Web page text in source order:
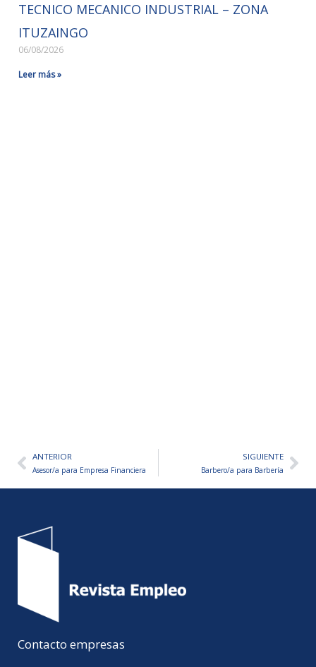
TECNICO MECANICO INDUSTRIAL – ZONA
ITUZAINGO
06/08/2026
Leer más »
AntANTERIOR
Asesor/a para Empresa Financiera
SIGUIENTE
Barbero/a para Barbería
Contacto empresas